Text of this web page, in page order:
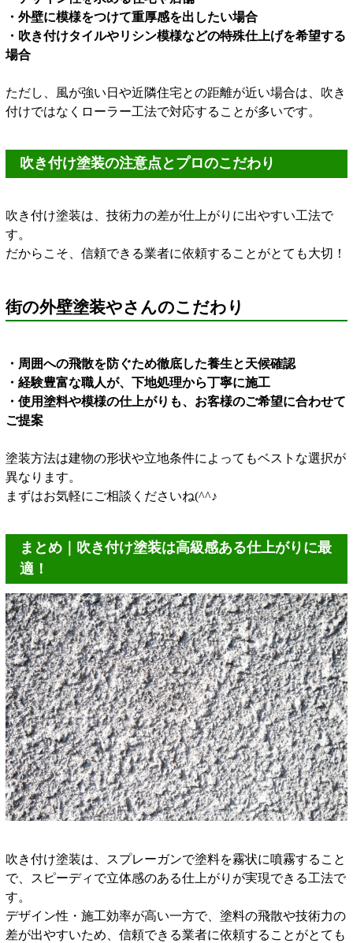
・外壁に模様をつけて重厚感を出したい場合
・吹き付けタイルやリシン模様などの特殊仕上げを希望する
場合
ただし、風が強い日や近隣住宅との距離が近い場合は、吹き
付けではなくローラー工法で対応することが多いです。
吹き付け塗装の注意点とプロのこだわり
吹き付け塗装は、技術力の差が仕上がりに出やすい工法で
す。
だからこそ、信頼できる業者に依頼することがとても大切！
街の外壁塗装やさんのこだわり
・周囲への飛散を防ぐため徹底した養生と天候確認
・経験豊富な職人が、下地処理から丁寧に施工
・使用塗料や模様の仕上がりも、お客様のご希望に合わせて
ご提案
塗装方法は建物の形状や立地条件によってもベストな選択が
異なります。
まずはお気軽にご相談くださいね(^^♪
まとめ｜吹き付け塗装は高級感ある仕上がりに最
適！
吹き付け塗装は、スプレーガンで塗料を霧状に噴霧すること
で、スピーディで立体感のある仕上がりが実現できる工法で
す。
デザイン性・施工効率が高い一方で、塗料の飛散や技術力の
差が出やすいため、信頼できる業者に依頼することがとても